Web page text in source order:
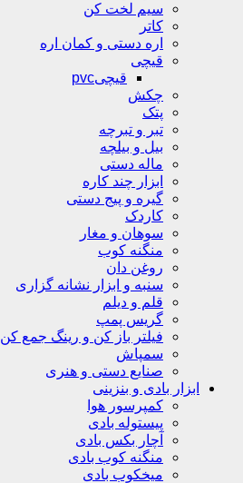
سیم لخت کن
کاتر
اره دستی و کمان اره
قیچی
قیچیpvc
چکش
پتک
تبر و تبرچه
بیل و بیلچه
ماله دستی
ابزار چند کاره
گیره و پیج دستی
کاردک
سوهان و مغار
منگنه کوب
روغن دان
سنبه و ابزار نشانه گزاری
قلم و دیلم
گریس پمپ
فیلتر باز کن و رینگ جمع کن
سمپاش
صنایع دستی و هنری
ابزار بادی و بنزینی
کمپرسور هوا
پیستوله بادی
آچار بکس بادی
منگنه کوب بادی
میخکوب بادی